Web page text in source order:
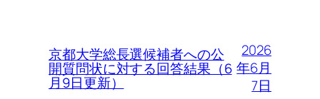
京都大学総長選候補者への公
開質問状に対する回答結果（6
月9日更新）
2026
年6月
7日